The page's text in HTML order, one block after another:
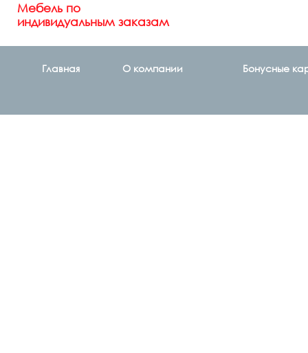
Мебель по
индивидуальным заказам
Главная О компании Бонусные